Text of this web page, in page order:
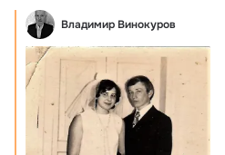
Владимир Винокуров